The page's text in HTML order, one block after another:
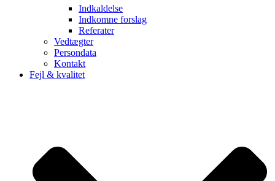
Indkaldelse
Indkomne forslag
Referater
Vedtægter
Persondata
Kontakt
Fejl & kvalitet